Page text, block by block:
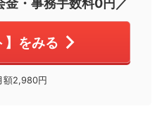
・事務手数料0円／
】をみる
額2,980円